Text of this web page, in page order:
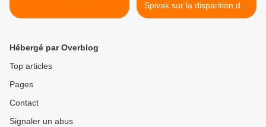
Spivak sur la disparition des
abeilles >
Hébergé par Overblog
Top articles
Pages
Contact
Signaler un abus